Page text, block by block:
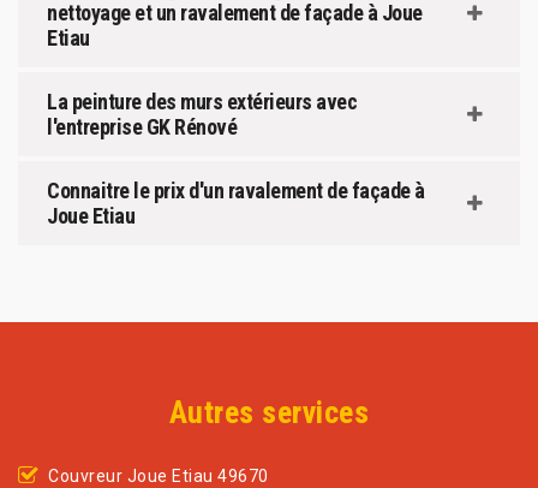
nettoyage et un ravalement de façade à Joue
Etiau
La peinture des murs extérieurs avec
l'entreprise GK Rénové
Connaitre le prix d'un ravalement de façade à
Joue Etiau
Autres services
Couvreur Joue Etiau 49670